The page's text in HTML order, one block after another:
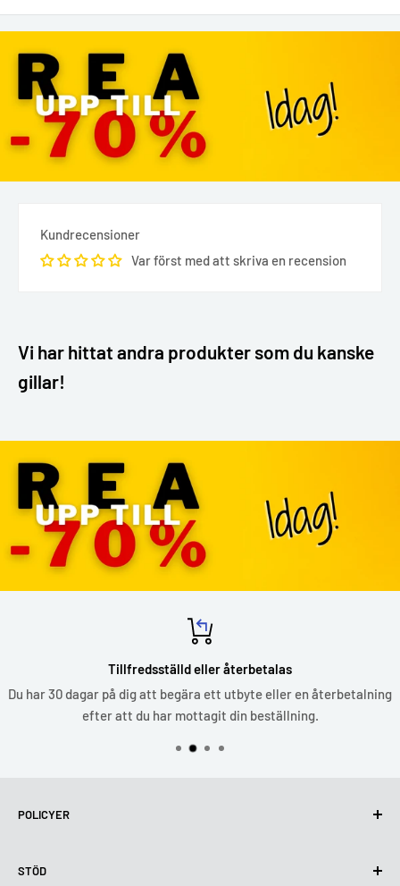
Kundrecensioner
Var först med att skriva en recension
Vi har hittat andra produkter som du kanske
gillar!
Förstklassigt stöd
Vi svarar på alla dina frågor via e-post inom mindre än 24
Tror du inte på det? Testa det!
POLICYER
Användning av cookies (GDPR)
STÖD